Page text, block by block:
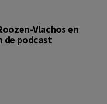
Vlachos en
de podcast